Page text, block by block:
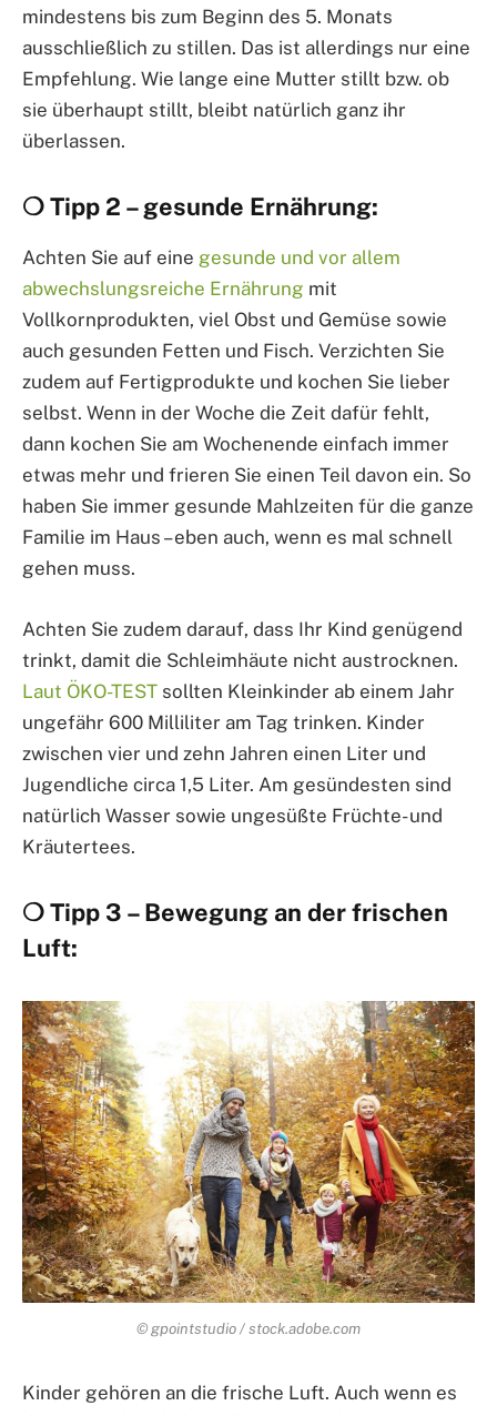
mindestens bis zum Beginn des 5. Monats
ausschließlich zu stillen. Das ist allerdings nur eine
Empfehlung. Wie lange eine Mutter stillt bzw. ob
sie überhaupt stillt, bleibt natürlich ganz ihr
überlassen.
❍ Tipp 2 – gesunde Ernährung:
Achten Sie auf eine gesunde und vor allem
abwechslungsreiche Ernährung mit
Vollkornprodukten, viel Obst und Gemüse sowie
auch gesunden Fetten und Fisch. Verzichten Sie
zudem auf Fertigprodukte und kochen Sie lieber
selbst. Wenn in der Woche die Zeit dafür fehlt,
dann kochen Sie am Wochenende einfach immer
etwas mehr und frieren Sie einen Teil davon ein. So
haben Sie immer gesunde Mahlzeiten für die ganze
Familie im Haus – eben auch, wenn es mal schnell
gehen muss.
Achten Sie zudem darauf, dass Ihr Kind genügend
trinkt, damit die Schleimhäute nicht austrocknen.
Laut ÖKO-TEST sollten Kleinkinder ab einem Jahr
ungefähr 600 Milliliter am Tag trinken. Kinder
zwischen vier und zehn Jahren einen Liter und
Jugendliche circa 1,5 Liter. Am gesündesten sind
natürlich Wasser sowie ungesüßte Früchte- und
Kräutertees.
❍ Tipp 3 – Bewegung an der frischen
Luft:
© gpointstudio / stock.adobe.com
Kinder gehören an die frische Luft. Auch wenn es